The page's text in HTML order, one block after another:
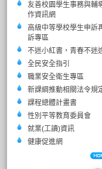
友善校園學生事務與輔
作資訊網
高級中等學校學生申訴
訴專區
不迷小紅書，青春不迷
全民安全指引
職業安全衛生專區
新課綱推動相關法令規
課程總體計畫書
性別平等教育委員會
就業(工讀)資訊
健康促進網